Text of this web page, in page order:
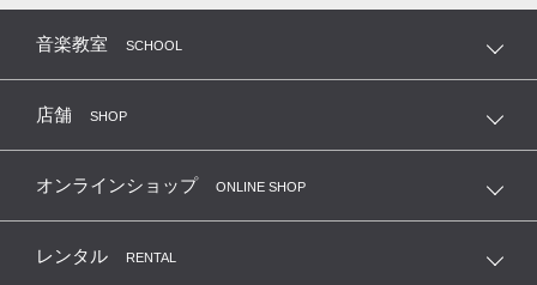
音楽教室 SCHOOL
店舗 SHOP
オンラインショップ ONLINE SHOP
レンタル RENTAL